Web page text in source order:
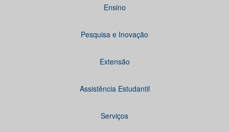
Ensino
Pesquisa e Inovação
Extensão
Assistência Estudantil
Serviços